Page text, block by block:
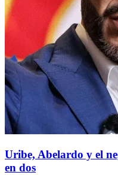
Uribe, Abelardo y el
en dos